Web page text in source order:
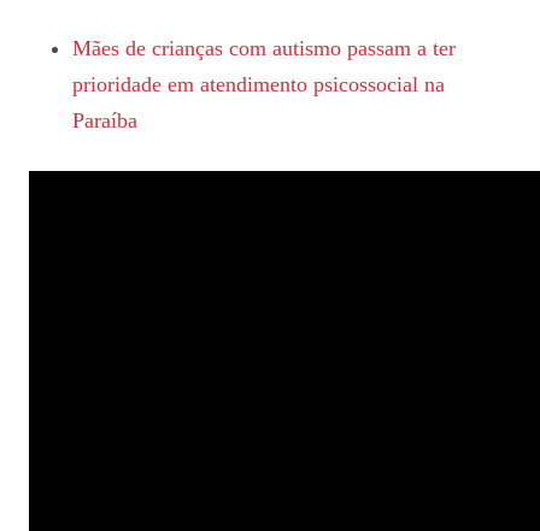
Mães de crianças com autismo passam a ter
prioridade em atendimento psicossocial na
Paraíba